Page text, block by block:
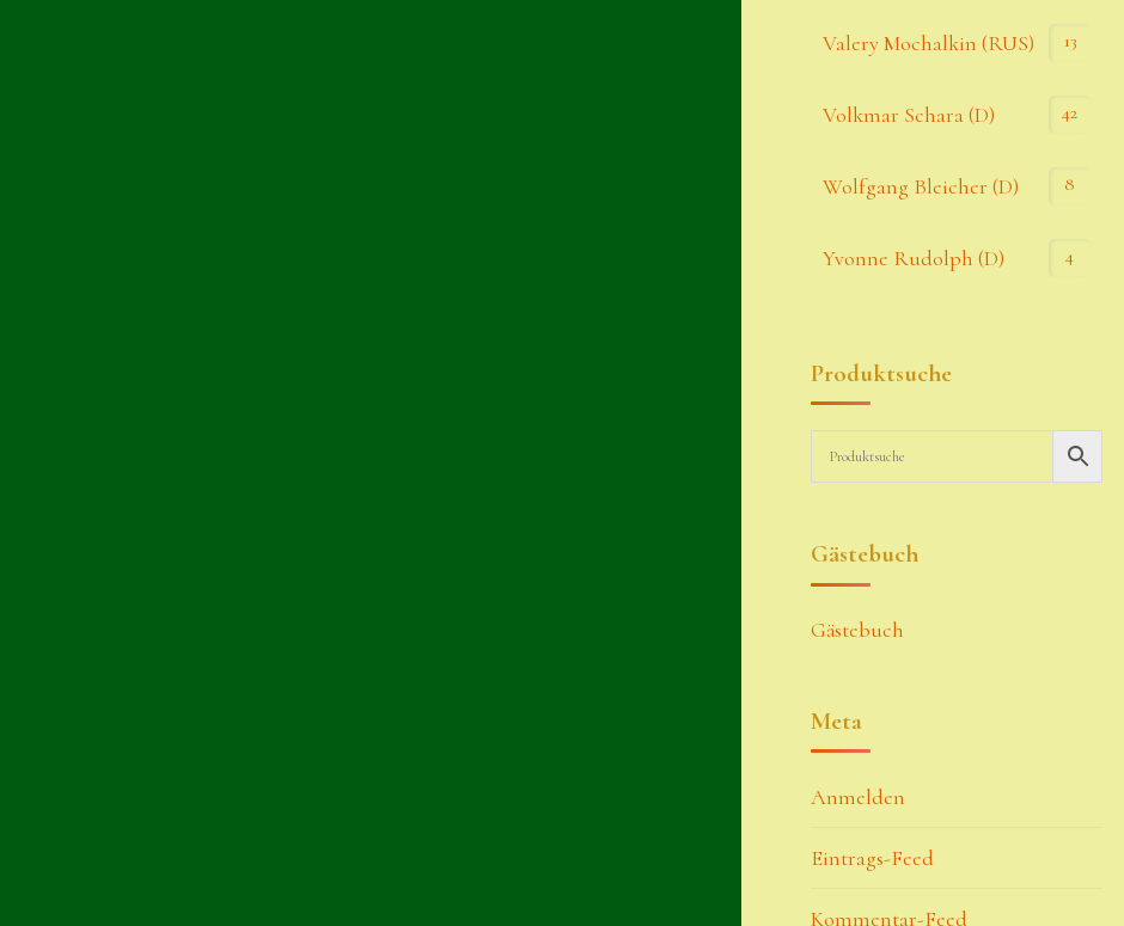
Valery Mochalkin (RUS) 13
Volkmar Schara (D) 42
Wolfgang Bleicher (D) 8
Yvonne Rudolph (D) 4
Produktsuche
Gästebuch
Gästebuch
Meta
Anmelden
Eintrags-Feed
Kommentar-Feed